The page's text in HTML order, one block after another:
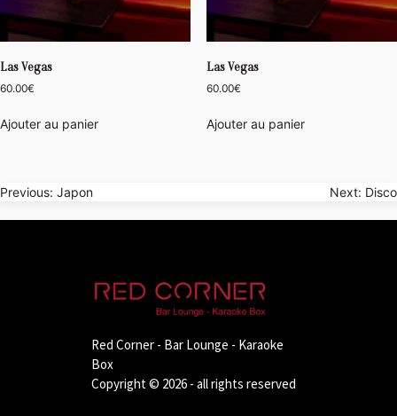
Las Vegas
60.00€
Ajouter au panier
Las Vegas
60.00€
Ajouter au panier
Navigation
de
Previous: Japon Next: Disco
Red Corner - Bar Lounge - Karaoke
Box
Copyright © 2026 - all rights reserved